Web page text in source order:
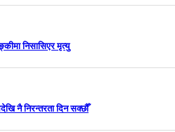
निसासिएर मृत्यु
नै निरन्तरता दिन सक्छौँ